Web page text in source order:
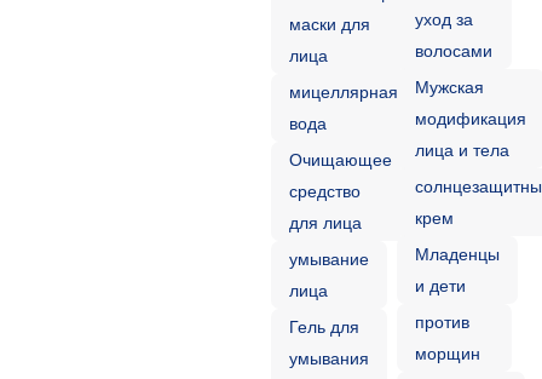
маски для
лица
мицеллярная
вода
Очищающее
средство
для лица
умывание
лица
Гель для
умывания
уход за
волосами
Мужская
модификация
лица и тела
крем
Младенцы
и дети
против
морщин